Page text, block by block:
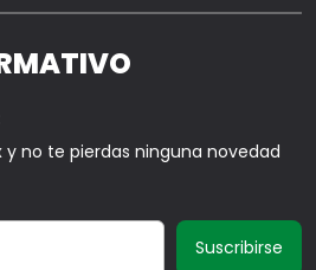
no te pierdas ninguna novedad